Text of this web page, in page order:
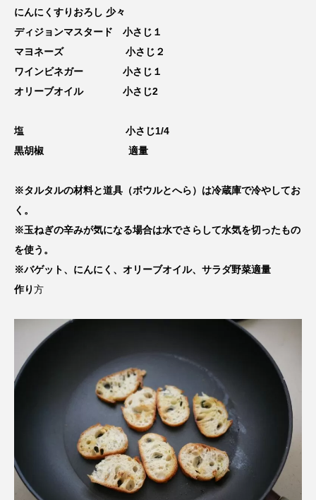
にんにくすりおろし 少々
ディジョンマスタード 小さじ１
マヨネーズ 小さじ２
ワインビネガー 小さじ１
オリーブオイル 小さじ2
塩 小さじ1/4
黒胡椒 適量
※タルタルの材料と道具（ボウルとへら）は冷蔵庫で冷やしてお
く。
※玉ねぎの辛みが気になる場合は水でさらして水気を切ったもの
を使う。
※バゲット、にんにく、オリーブオイル、サラダ野菜適量
作り方